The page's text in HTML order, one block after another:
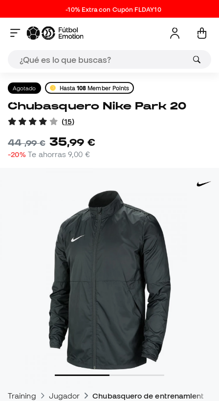
-10% Extra con Cupón FLDAY10
Agotado Hasta108 Member Points
Chubasquero Nike Park 20
(15)
44,99 € 35,99 €
-20% Te ahorras9,00 €
Training Jugador Chubasquero de entrenamiento